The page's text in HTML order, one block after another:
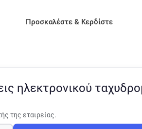
Προσκαλέστε & Κερδίστε
ηλεκτρονικού
της εταιρείας.